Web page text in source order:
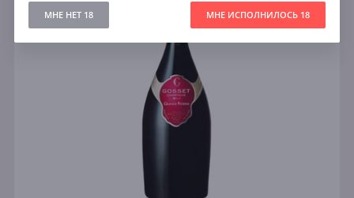
МНЕ НЕТ 18 МНЕ ИСПОЛНИЛОСЬ 18